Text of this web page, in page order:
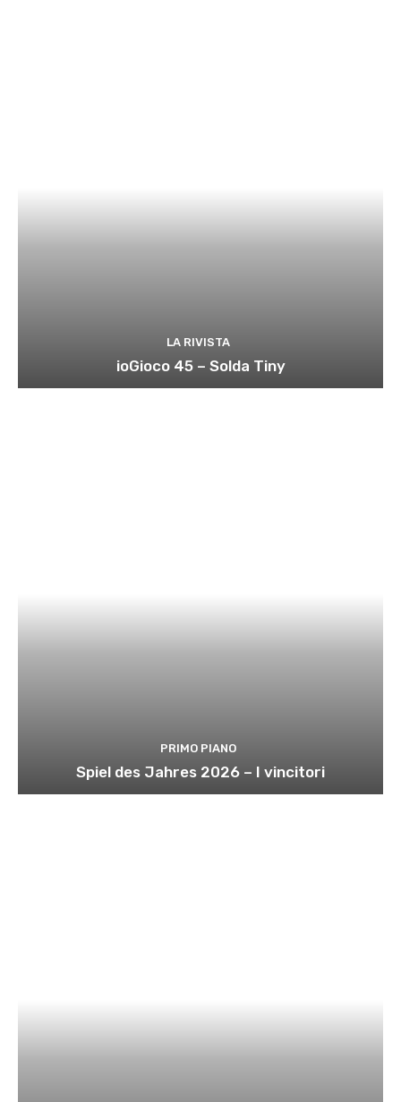
LA RIVISTA
ioGioco 45 – Solda Tiny
PRIMO PIANO
Spiel des Jahres 2026 – I vincitori